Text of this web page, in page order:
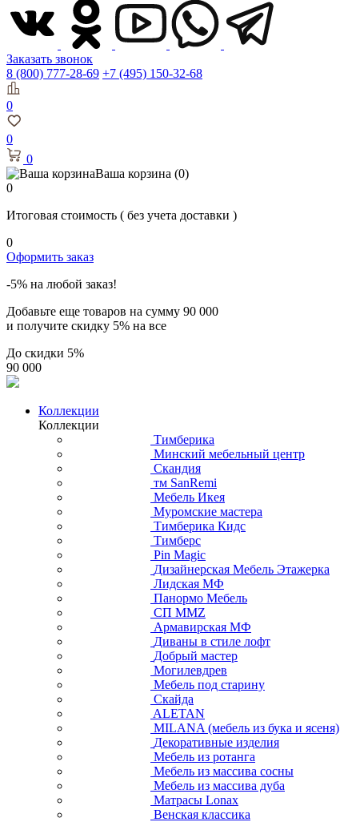
Заказать звонок
8 (800) 777-28-69 +7 (495) 150-32-68
0
0
0
Ваша корзина (0)
0
Итоговая стоимость ( без учета доставки )
0
Оформить заказ
-5% на любой заказ!
Добавьте еще товаров на сумму 90 000
и получите скидку 5% на все
До скидки 5%
90 000
Коллекции
Коллекции
Тимберика
Минский мебельный центр
Скандия
тм SanRemi
Мебель Икея
Муромские мастера
Тимберика Кидс
Тимберс
Pin Magic
Дизайнерская Мебель Этажерка
Лидская МФ
Панормо Мебель
СП ММZ
Армавирская МФ
Диваны в стиле лофт
Добрый мастер
Могилевдрев
Мебель под старину
Скайда
ALETAN
MILANA (мебель из бука и ясеня)
Декоративные изделия
Мебель из ротанга
Мебель из массива сосны
Мебель из массива дуба
Матрасы Lonax
Венская классика